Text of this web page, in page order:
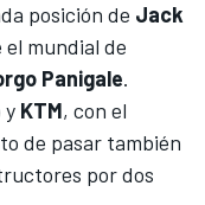
posición de Jack
mundial de
Panigale.
y KTM, con el
de pasar también
por dos